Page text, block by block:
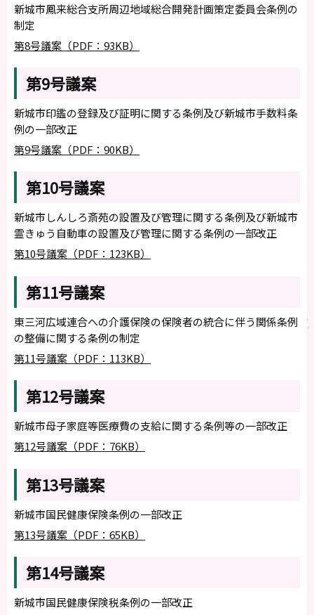
新城市鳳来総合支所周辺地域総合開発計画策定委員会条例の
制定
第8号議案（PDF：93KB）
第9号議案
新城市印鑑の登録及び証明に関する条例及び新城市手数料条
例の一部改正
第9号議案（PDF：90KB）
第10号議案
新城市しんしろ斎苑の設置及び管理に関する条例及び新城市
霊きゅう自動車の設置及び管理に関する条例の一部改正
第10号議案（PDF：123KB）
第11号議案
東三河広域連合への介護保険の保険者の統合に伴う関係条例
の整備に関する条例の制定
第11号議案（PDF：113KB）
第12号議案
新城市母子家庭等医療費の支給に関する条例等の一部改正
第12号議案（PDF：76KB）
第13号議案
新城市国民健康保険条例の一部改正
第13号議案（PDF：65KB）
第14号議案
新城市国民健康保険税条例の一部改正